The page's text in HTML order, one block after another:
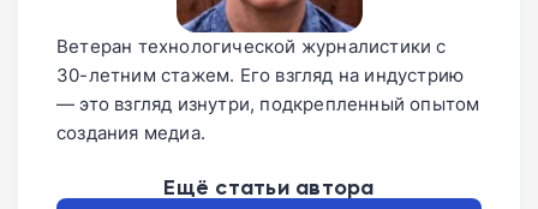
Ветеран технологической журналистики с
30-летним стажем. Его взгляд на индустрию
— это взгляд изнутри, подкрепленный опытом
создания медиа.
Ещё статьи автора